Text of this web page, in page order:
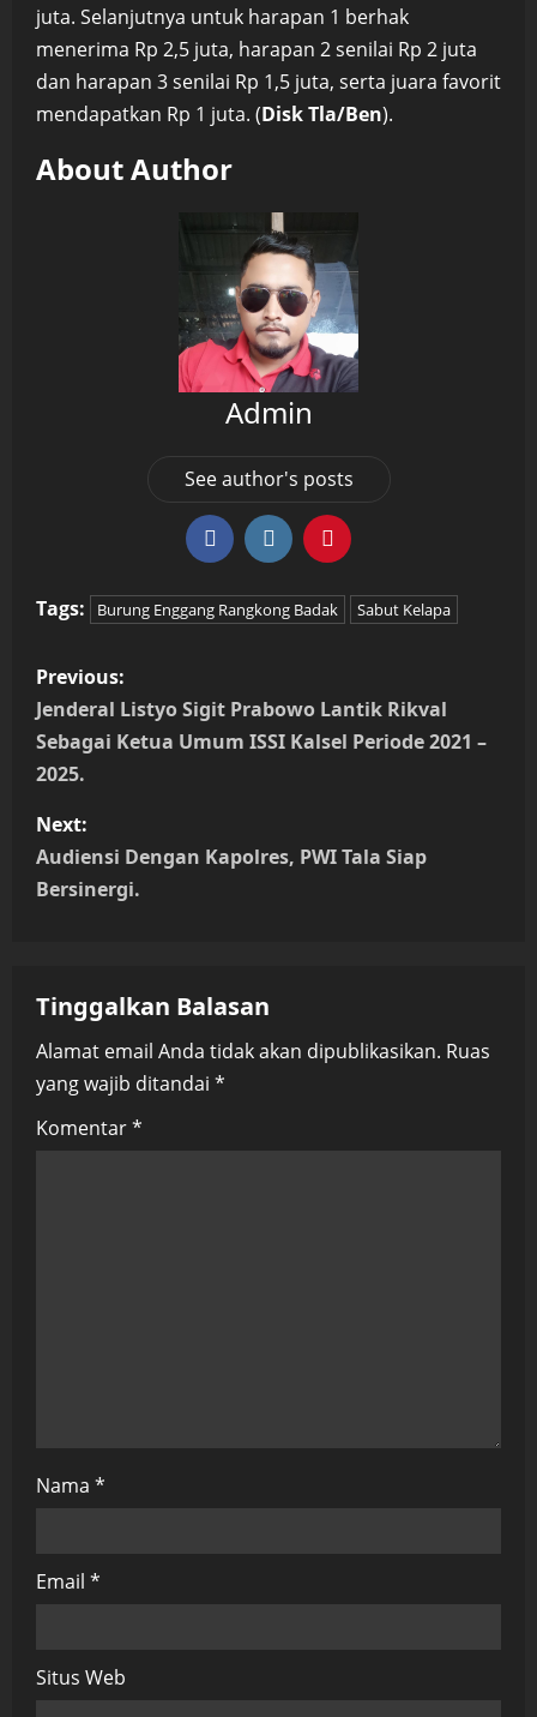
juta. Selanjutnya untuk harapan 1 berhak
menerima Rp 2,5 juta, harapan 2 senilai Rp 2 juta
dan harapan 3 senilai Rp 1,5 juta, serta juara favorit
mendapatkan Rp 1 juta. (Disk Tla/Ben).
About Author
Admin
See author's posts
Tags: Burung Enggang Rangkong Badak Sabut Kelapa
P
o
s
t
n
i
g
a
Previous:
Jenderal Listyo Sigit Prabowo Lantik Rikval
Sebagai Ketua Umum ISSI Kalsel Periode 2021 –
2025.
Next:
Audiensi Dengan Kapolres, PWI Tala Siap
Bersinergi.
Tinggalkan Balasan
Alamat email Anda tidak akan dipublikasikan. Ruas
yang wajib ditandai *
Komentar*
Nama *
Email *
Situs Web